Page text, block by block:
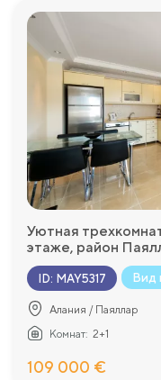
Уютная
этаже, район
ID: MAY5317 Вид
Алания / Паяллар
Комнат: 2+1
109 000 €